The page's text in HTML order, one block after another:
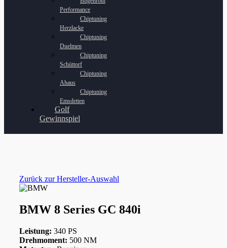
Performance
Chiptuning
Herzlacke
Chiptuning
Duelmen
Chiptuning
Schüttorf
Chiptuning
Ahaus
Chiptuning
Emsdetten
Golf
Gewinnspiel
Zurück zur Hersteller-Auswahl
BMW 8 Series GC 840i
Leistung: 340 PS
Drehmoment: 500 NM